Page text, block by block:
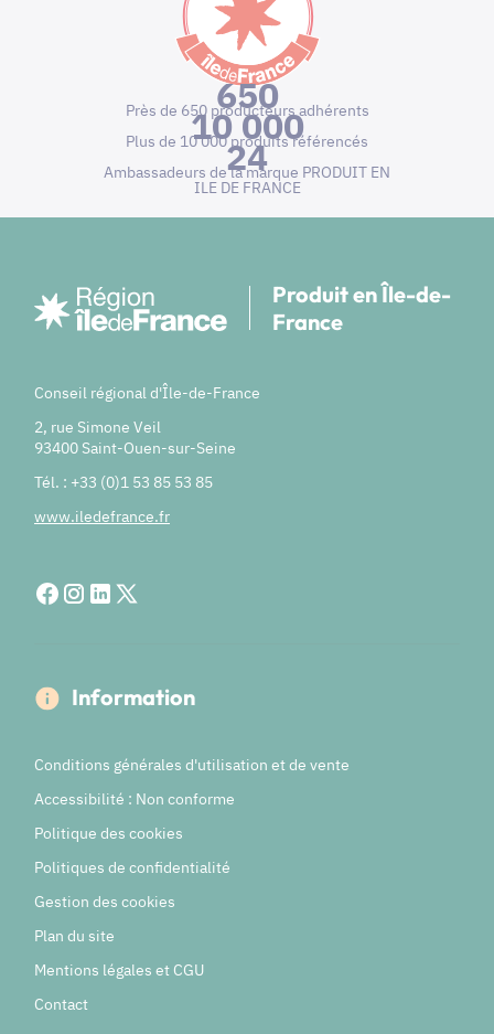
650
Près de 650 producteurs adhérents
10 000
Plus de 10 000 produits référencés
24
Ambassadeurs de la marque PRODUIT EN
ILE DE FRANCE
Produit en Île-de-
France
Conseil régional d'Île-de-France
2, rue Simone Veil
93400 Saint-Ouen-sur-Seine
Tél. : +33 (0)1 53 85 53 85
www.iledefrance.fr
Information
Conditions générales d'utilisation et de vente
Accessibilité : Non conforme
Politique des cookies
Politiques de confidentialité
Gestion des cookies
Plan du site
Mentions légales et CGU
Contact